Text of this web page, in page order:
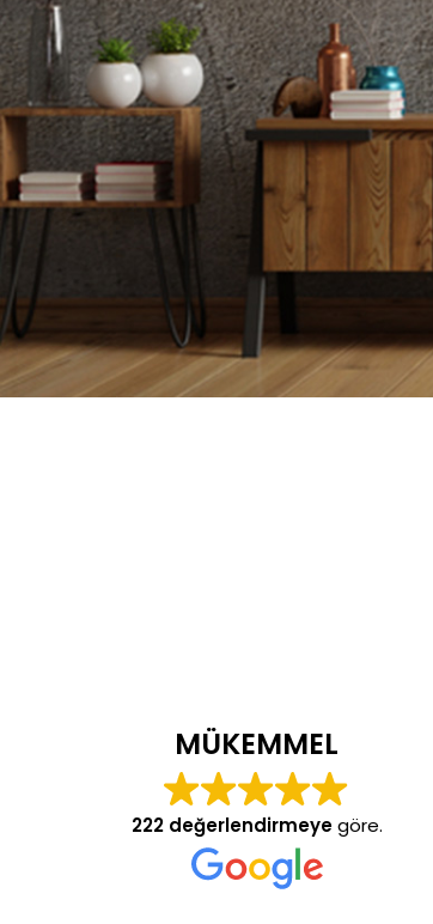
MÜKEMMEL
222 değerlendirmeyegöre.
İşçiliği mükemmel
Ramazan usta